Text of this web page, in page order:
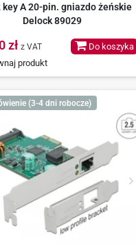
key A 20-pin. gniazdo żeńskie
Delock 89029
zł z VAT
produkt
Do koszyka
(3-4 dni robocze)